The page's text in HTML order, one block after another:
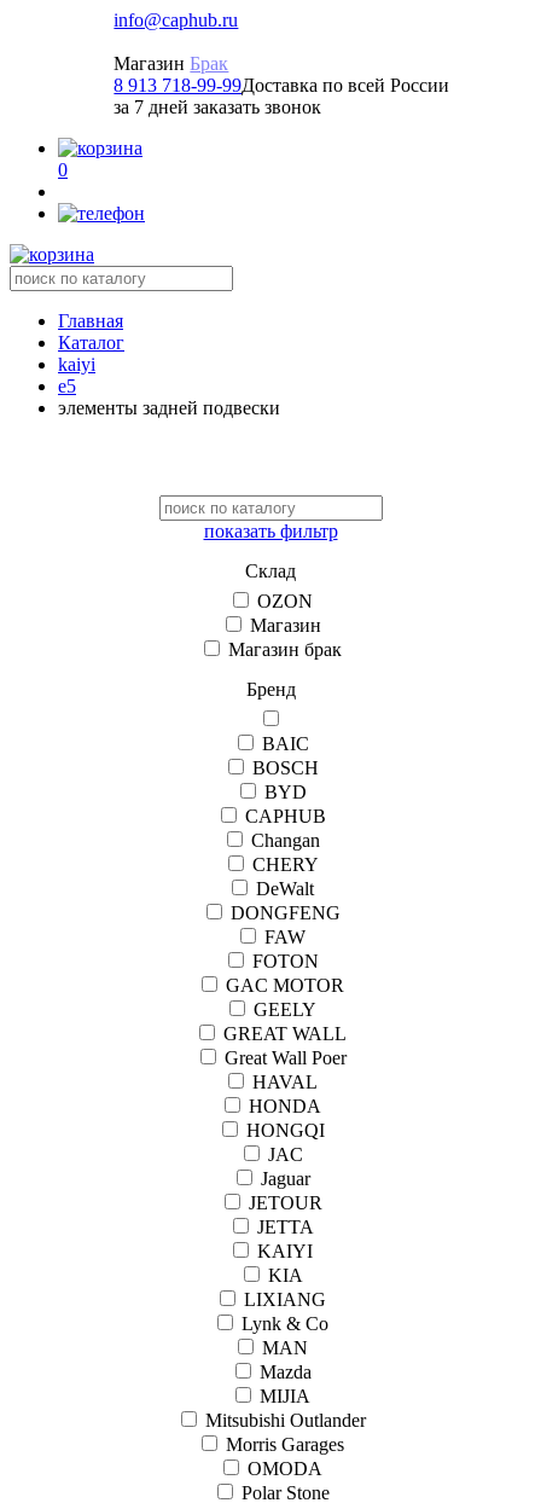
info@caphub.ru
Магазин Брак
8 913 718-99-99Доставка по всей России
за 7 дней заказать звонок
0
Главная
Каталог
kaiyi
e5
элементы задней подвески
показать фильтр
Склад
OZON
Магазин
Магазин брак
Бренд
BAIC
BOSCH
BYD
CAPHUB
Changan
CHERY
DeWalt
DONGFENG
FAW
FOTON
GAC MOTOR
GEELY
GREAT WALL
Great Wall Рoer
HAVAL
HONDA
HONGQI
JAC
Jaguar
JETOUR
JETTA
KAIYI
KIA
LIXIANG
Lynk & Co
MAN
Mazda
MIJIA
Mitsubishi Outlander
Morris Garages
OMODA
Polar Stone